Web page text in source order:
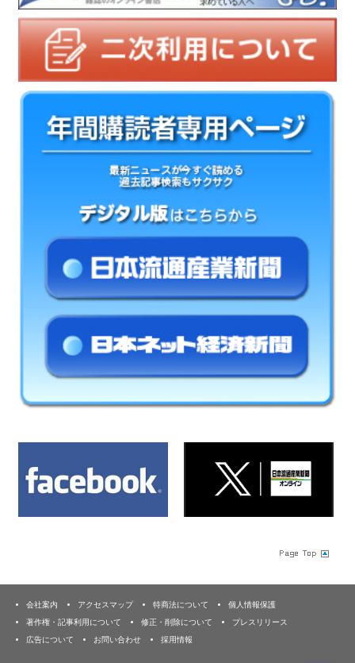
会社案内 アクセスマップ 特商法について
個人情報保護
著作権・記事利用について
修正・削除について
プレスリリース
広告について
お問い合わせ 採用情報